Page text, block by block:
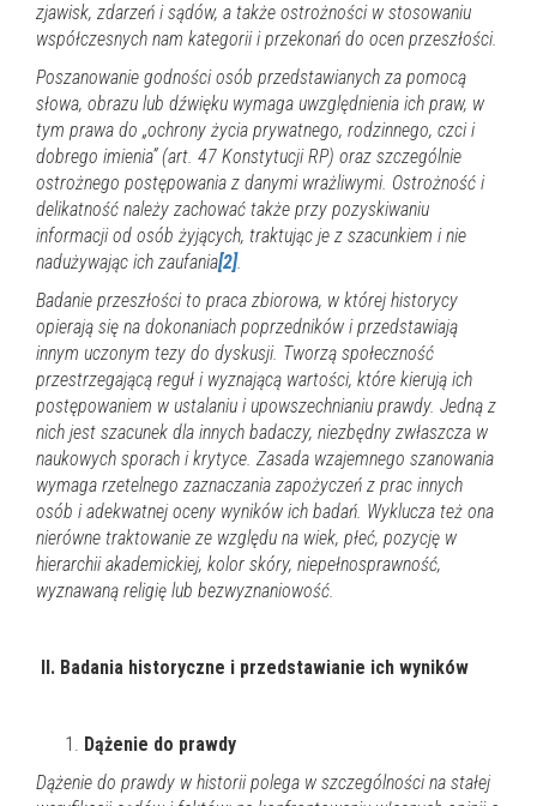
zjawisk, zdarzeń i sądów, a także ostrożności w stosowaniu
współczesnych nam kategorii i przekonań do ocen przeszłości.
Poszanowanie godności osób przedstawianych za pomocą
słowa, obrazu lub dźwięku wymaga uwzględnienia ich praw, w
tym prawa do „ochrony życia prywatnego, rodzinnego, czci i
dobrego imienia” (art. 47 Konstytucji RP) oraz szczególnie
ostrożnego postępowania z danymi wrażliwymi. Ostrożność i
delikatność należy zachować także przy pozyskiwaniu
informacji od osób żyjących, traktując je z szacunkiem i nie
nadużywając ich zaufania[2].
Badanie przeszłości to praca zbiorowa, w której historycy
opierają się na dokonaniach poprzedników i przedstawiają
innym uczonym tezy do dyskusji. Tworzą społeczność
przestrzegającą reguł i wyznającą wartości, które kierują ich
postępowaniem w ustalaniu i upowszechnianiu prawdy. Jedną z
nich jest szacunek dla innych badaczy, niezbędny zwłaszcza w
naukowych sporach i krytyce. Zasada wzajemnego szanowania
wymaga rzetelnego zaznaczania zapożyczeń z prac innych
osób i adekwatnej oceny wyników ich badań. Wyklucza też ona
nierówne traktowanie ze względu na wiek, płeć, pozycję w
hierarchii akademickiej, kolor skóry, niepełnosprawność,
wyznawaną religię lub bezwyznaniowość.
II. Badania historyczne i przedstawianie ich wyników
Dążenie do prawdy
Dążenie do prawdy w historii polega w szczególności na stałej